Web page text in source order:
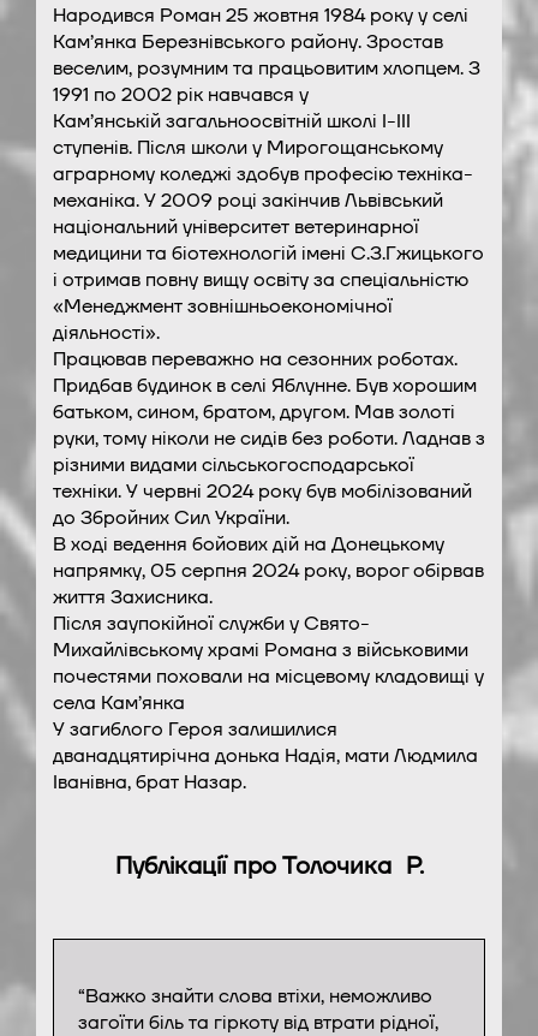
Народився Роман 25 жовтня 1984 року у селі
Кам’янка Березнівського району. Зростав
веселим, розумним та працьовитим хлопцем. З
1991 по 2002 рік навчався у
Кам’янській загальноосвітній школі І-ІІІ
ступенів. Після школи у Мирогощанському
аграрному коледжі здобув професію техніка-
механіка. У 2009 році закінчив Львівський
національний університет ветеринарної
медицини та біотехнологій імені С.З.Гжицького
і отримав повну вищу освіту за спеціальністю
«Менеджмент зовнішньоекономічної
діяльності».
Працював переважно на сезонних роботах.
Придбав будинок в селі Яблунне. Був хорошим
батьком, сином, братом, другом. Мав золоті
руки, тому ніколи не сидів без роботи. Ладнав з
різними видами сільськогосподарської
техніки. У червні 2024 року був мобілізований
до Збройних Сил України.
В ході ведення бойових дій на Донецькому
напрямку, 05 серпня 2024 року, ворог обірвав
життя Захисника.
Після заупокійної служби у Свято-
Михайлівському храмі Романа з військовими
почестями поховали на місцевому кладовищі у
села Кам’янка
У загиблого Героя залишилися
дванадцятирічна донька Надія, мати Людмила
Іванівна, брат Назар.
Публікації про Толочика Р.
“Важко знайти слова втіхи, неможливо
загоїти біль та гіркоту від втрати рідної,